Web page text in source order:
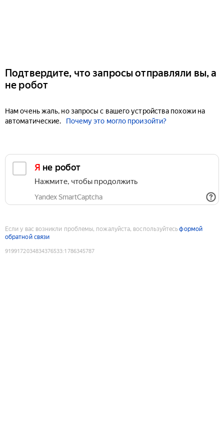
Подтвердите, что запросы отправляли вы, а
не робот
Нам очень жаль, но запросы с вашего устройства похожи на
автоматические.
Почему это могло произойти?
Я не робот
Нажмите, чтобы продолжить
Yandex SmartCaptcha
Если у вас возникли проблемы, пожалуйста, воспользуйтесьформой
обратной связи
9199172034834376533:1786345787